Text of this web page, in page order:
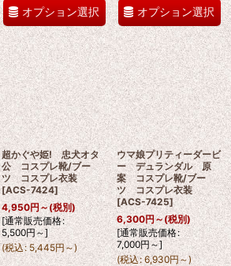
オプション選択 オプション選択
超かぐや姫! 忠犬オタ
公 コスプレ靴/ブー
ツ コスプレ衣装
[ACS-7424]
4,950円～(税別)
[通常販売価格:
5,500円～]
(税込: 5,445円～)
ウマ娘プリティーダービ
ー デュランダル 原
案 コスプレ靴/ブー
ツ コスプレ衣装
[ACS-7425]
6,300円～(税別)
[通常販売価格:
7,000円～]
(税込: 6,930円～)